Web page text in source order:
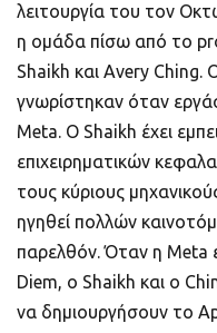
λειτουργία του τον
η ομάδα πίσω από το
Shaikh και Avery Ching.
γνωρίστηκαν όταν
Meta. Ο Shaikh έχει
επιχειρηματικών
τους κύριους
ηγηθεί πολλών
παρελθόν. Όταν η Meta
Diem, ο Shaikh και ο
να δημιουργήσουν το